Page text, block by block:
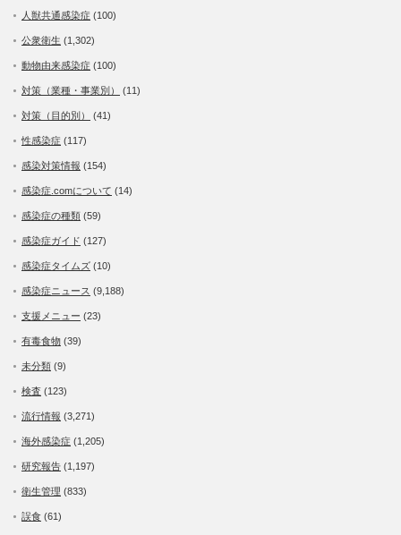
人獣共通感染症 (100)
公衆衛生 (1,302)
動物由来感染症 (100)
対策（業種・事業別） (11)
対策（目的別） (41)
性感染症 (117)
感染対策情報 (154)
感染症.comについて (14)
感染症の種類 (59)
感染症ガイド (127)
感染症タイムズ (10)
感染症ニュース (9,188)
支援メニュー (23)
有毒食物 (39)
未分類 (9)
検査 (123)
流行情報 (3,271)
海外感染症 (1,205)
研究報告 (1,197)
衛生管理 (833)
誤食 (61)